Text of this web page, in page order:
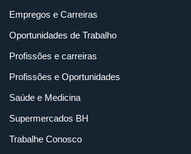
Empregos e Carreiras
Oportunidades de Trabalho
Profissões e carreiras
Profissões e Oportunidades
Saúde e Medicina
Supermercados BH
Trabalhe Conosco